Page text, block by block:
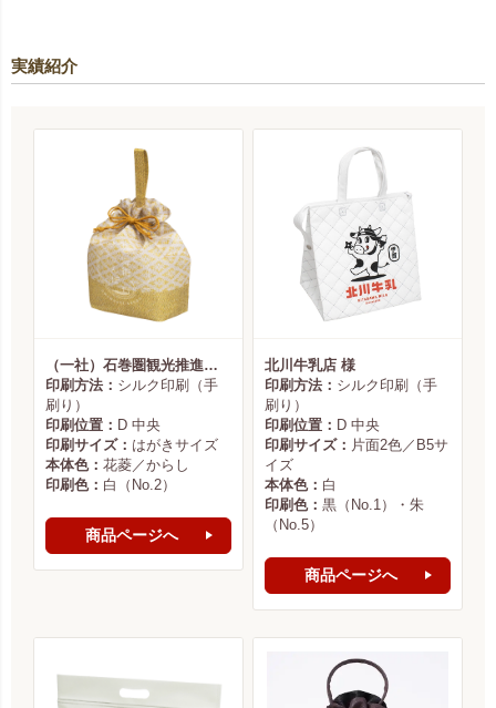
実績紹介
（一社）石巻圏観光推進機構様
印刷方法： シルク印刷（手
刷り）
印刷位置： D 中央
印刷サイズ： はがきサイズ
本体色： 花菱／からし
印刷色： 白（No.2）
商品ページへ
北川牛乳店 様
印刷方法： シルク印刷（手
刷り）
印刷位置： D 中央
印刷サイズ： 片面2色／B5サ
イズ
本体色： 白
印刷色： 黒（No.1）・朱
（No.5）
商品ページへ